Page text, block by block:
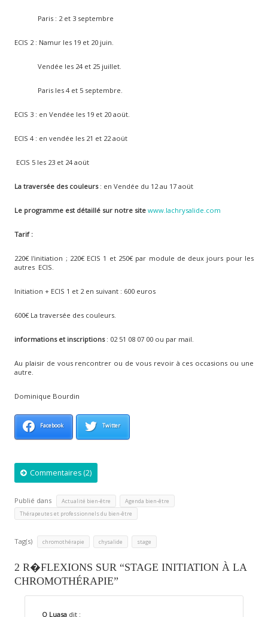
Paris : 2 et 3 septembre
ECIS 2 : Namur les 19 et 20 juin.
Vendée les 24 et 25 juillet.
Paris les 4 et 5 septembre.
ECIS 3 : en Vendée les 19 et 20 aoüt.
ECIS 4 : en vendée les 21 et 22 aoüt
ECIS 5 les 23 et 24 aoüt
La traversée des couleurs : en Vendée du 12 au 17 aoüt
Le programme est détaillé sur notre site www.lachrysalide.com
Tarif :
220€ l'initiation ; 220€ ECIS 1 et 250€ par module de deux jours pour les
autres ECIS.
Initiation + ECIS 1 et 2 en suivant : 600 euros
600€ La traversée des couleurs.
informations et inscriptions : 02 51 08 07 00 ou par mail.
Au plaisir de vous rencontrer ou de vous revoir à ces occasions ou une
autre.
Dominique Bourdin
Facebook Twitter
Commentaires (2)
Publié dans Actualité bien-être Agenda bien-être
Thérapeutes et professionnels du bien-être
Tag(s) chromothérapie chysalide stage
2 R�FLEXIONS SUR “STAGE INITIATION À LA
CHROMOTHÉRAPIE”
O Luasa dit :